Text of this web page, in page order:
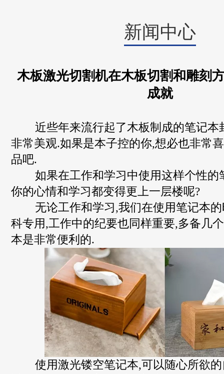
新闻中心
木板激光切割机在木板切割和雕刻
成就
近些年来流行起了木板制成的笔记本
非常美观.如果是本子控的你,想必也非常
品吧.
如果在工作和学习中使用这样个性的
你的心情和学习都变得更上一层楼呢?
无论工作和学习,我们在使用笔记本的
科专用,工作中的纪要也同样重要,多备几
本是非常便利的.
使用激光镂空笔记本,可以随心所欲的